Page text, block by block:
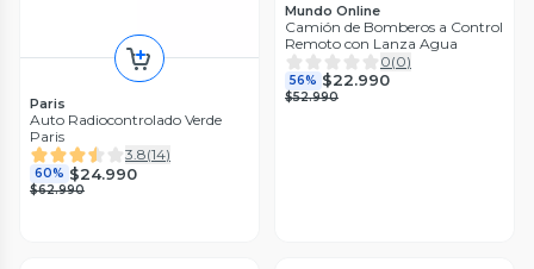
Paris
Auto Radiocontrolado Verde
Paris
3.8(14)
60% $24.990
$62.990
Mundo Online
Camión de Bomberos a Control
Remoto con Lanza Agua
0(0)
56% $22.990
$52.990